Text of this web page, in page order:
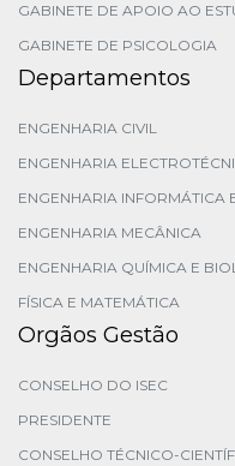
GABINETE DE APOIO AO
GABINETE DE PSICOLOGIA
Departamentos
ENGENHARIA CIVIL
ENGENHARIA
ENGENHARIA INFORMÁTICA
ENGENHARIA MECÂNICA
ENGENHARIA QUÍMICA E
FÍSICA E MATEMÁTICA
Orgãos Gestão
CONSELHO DO ISEC
PRESIDENTE
CONSELHO TÉCNICO-